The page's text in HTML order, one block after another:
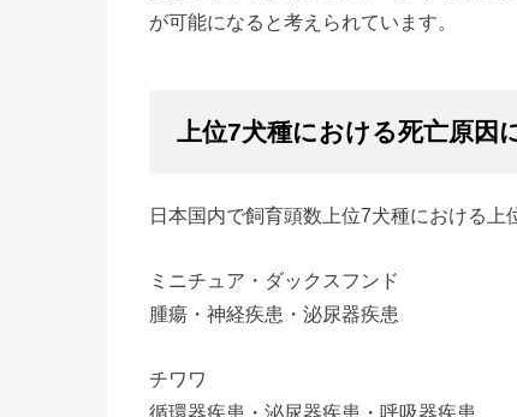
が可能になると考えられています。
上位7犬種における死亡原因
日本国内で飼育頭数上位7犬種における上
ミニチュア・ダックスフンド
腫瘍・神経疾患・泌尿器疾患
チワワ